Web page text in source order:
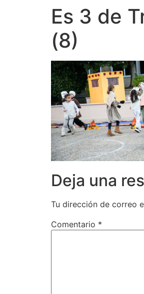
Es 3 de
(8)
Deja una
Tu dirección de correo
Comentario *